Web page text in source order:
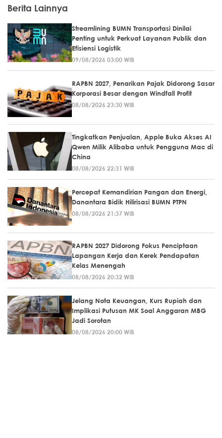
Berita Lainnya
Streamlining BUMN Transportasi Dinilai
Penting untuk Perkuat Layanan Publik dan
Efisiensi Logistik
09/08/2026 03:00 WIB
RAPBN 2027, Penarikan Pajak Didorong Sasar
Korporasi Besar dengan Windfall Profit
08/08/2026 23:30 WIB
Tingkatkan Penjualan, Apple Buka Akses AI
Qwen Milik Alibaba untuk Pengguna Mac di
China
08/08/2026 22:31 WIB
Percepat Kemandirian Pangan dan Energi,
Danantara Bidik Hilirisasi BUMN PTPN
08/08/2026 21:37 WIB
RAPBN 2027 Didorong Fokus Penciptaan
Lapangan Kerja dan Kerek Pendapatan
Kelas Menengah
08/08/2026 20:32 WIB
Jelang Nota Keuangan, Kurs Rupiah dan
Implikasi Putusan MK Soal Anggaran MBG
Jadi Sorotan
08/08/2026 20:00 WIB